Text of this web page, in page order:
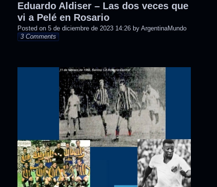
Eduardo Aldiser – Las dos veces que
vi a Pelé en Rosario
Posted on 5 de diciembre de 2023 14:26 by ArgentinaMundo
3 Comments